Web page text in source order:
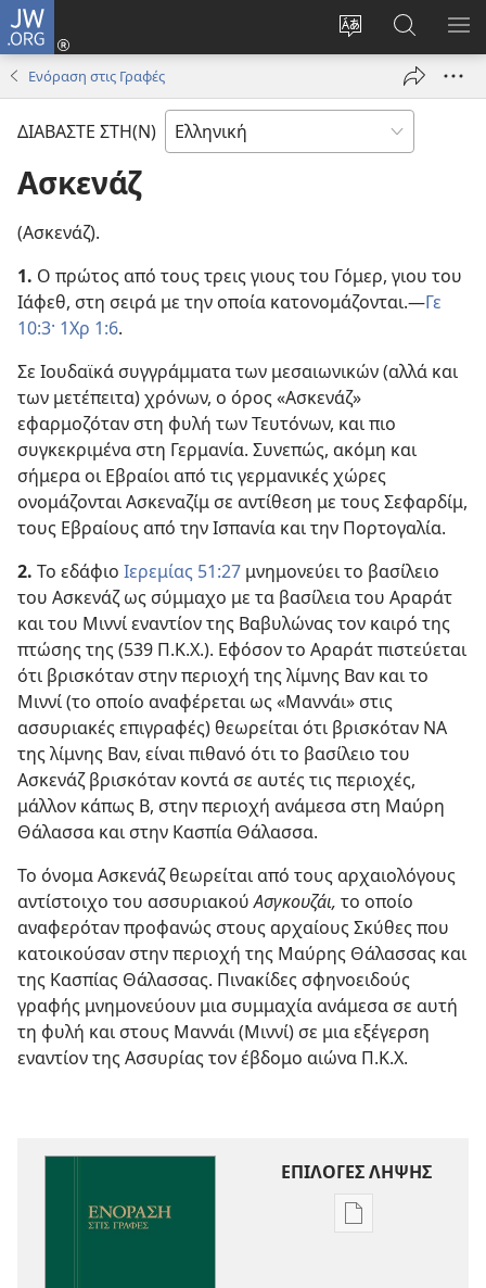
JW.ORG
Αλλαγή
γλώσσας
ιστότοπου
Σύνδεση
(ανοίγει
παράθυρο)
στο
JW.ORG
Ενόραση στις Γραφές
ΔΙΑΒΑΣΤΕ ΣΤΗ(Ν)
Ασκενάζ
(Ασκενάζ).
1. Ο πρώτος από τους τρεις γιους του Γόμερ, γιου του
Ιάφεθ, στη σειρά με την οποία κατονομάζονται.—Γε
10:3· 1Χρ 1:6.
Σε Ιουδαϊκά συγγράμματα των μεσαιωνικών (αλλά και
των μετέπειτα) χρόνων, ο όρος «Ασκενάζ»
εφαρμοζόταν στη φυλή των Τευτόνων, και πιο
συγκεκριμένα στη Γερμανία. Συνεπώς, ακόμη και
σήμερα οι Εβραίοι από τις γερμανικές χώρες
ονομάζονται Ασκεναζίμ σε αντίθεση με τους Σεφαρδίμ,
τους Εβραίους από την Ισπανία και την Πορτογαλία.
2. Το εδάφιο Ιερεμίας 51:27 μνημονεύει το βασίλειο
του Ασκενάζ ως σύμμαχο με τα βασίλεια του Αραράτ
και του Μιννί εναντίον της Βαβυλώνας τον καιρό της
πτώσης της (539 Π.Κ.Χ.). Εφόσον το Αραράτ πιστεύεται
ότι βρισκόταν στην περιοχή της λίμνης Βαν και το
Μιννί (το οποίο αναφέρεται ως «Μαννάι» στις
ασσυριακές επιγραφές) θεωρείται ότι βρισκόταν ΝΑ
της λίμνης Βαν, είναι πιθανό ότι το βασίλειο του
Ασκενάζ βρισκόταν κοντά σε αυτές τις περιοχές,
μάλλον κάπως Β, στην περιοχή ανάμεσα στη Μαύρη
Θάλασσα και στην Κασπία Θάλασσα.
Το όνομα Ασκενάζ θεωρείται από τους αρχαιολόγους
αντίστοιχο του ασσυριακούΑσγκουζάι, το οποίο
αναφερόταν προφανώς στους αρχαίους Σκύθες που
κατοικούσαν στην περιοχή της Μαύρης Θάλασσας και
της Κασπίας Θάλασσας. Πινακίδες σφηνοειδούς
γραφής μνημονεύουν μια συμμαχία ανάμεσα σε αυτή
τη φυλή και στους Μαννάι (Μιννί) σε μια εξέγερση
εναντίον της Ασσυρίας τον έβδομο αιώνα Π.Κ.Χ.
ΕΠΙΛΟΓΕΣ ΛΗΨΗΣ
Επιλογές